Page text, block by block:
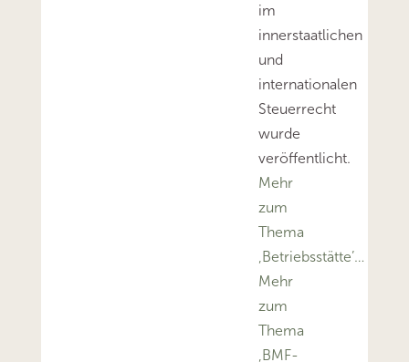
im
innerstaatlichen
und
internationalen
Steuerrecht
wurde
veröffentlicht.
Mehr
zum
Thema
‚Betriebsstätte’…
Mehr
zum
Thema
‚BMF-